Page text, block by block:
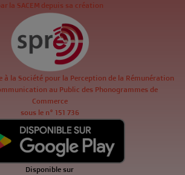
la SACEM depuis sa création
à la Société pour la Perception de la Rémunération
au Public des Phonogrammes de
Commerce
sous le n° 151 736
Disponible sur